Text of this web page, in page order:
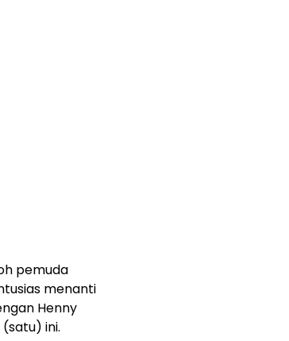
pemuda
menanti
Henny
ini.